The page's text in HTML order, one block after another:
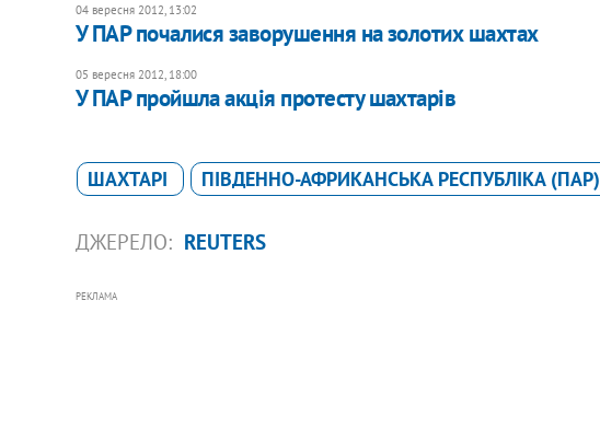
04 вересня 2012, 13:02
У ПАР почалися заворушення на золотих шахтах
05 вересня 2012, 18:00
У ПАР пройшла акція протесту шахтарів
ШАХТАРІ ПІВДЕННО-АФРИКАНСЬКА РЕСПУБЛІКА (ПАР)
ДЖЕРЕЛО: REUTERS
РЕКЛАМА